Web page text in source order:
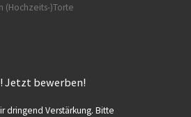
(Hochzeits-)Torte
Jetzt bewerben!
dringend Verstärkung. Bitte